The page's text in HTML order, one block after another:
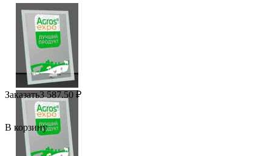
Заказать3 587.50 ₽
В корзину